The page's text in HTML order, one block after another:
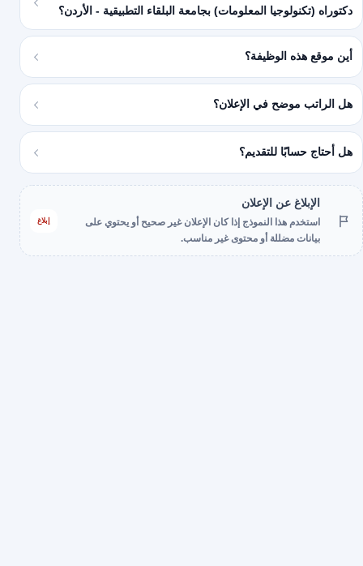
دكتوراه (تكنولوجيا المعلومات) بجامعة البلقاء التطبيقية - الأردن؟
أين موقع هذه الوظيفة؟
هل الراتب موضح في الإعلان؟
هل أحتاج حسابًا للتقديم؟
الإبلاغ عن الإعلان
استخدم هذا النموذج إذا كان الإعلان غير صحيح أو يحتوي على
بيانات مضللة أو محتوى غير مناسب.
إبلاغ